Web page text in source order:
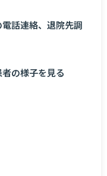
話連絡、退院先調
の様子を見る